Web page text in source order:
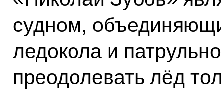
судном,
ледокола и
преодолевать лёд